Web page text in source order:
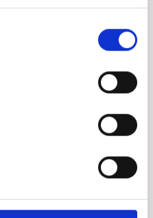
endometriose op echo of
endometriose. Hiervoor
level-1
is een